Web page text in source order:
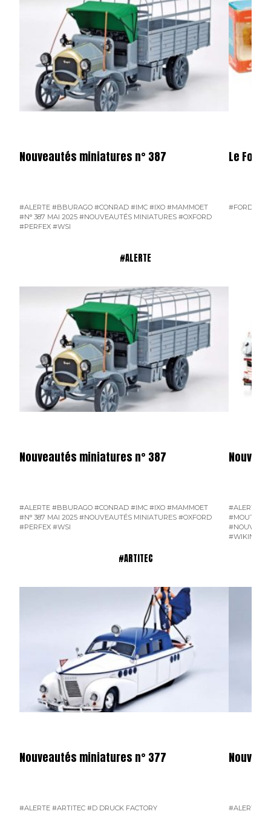
Nouveautés miniatures n° 387
#ALERTE #BBURAGO #CONRAD #IMC #IXO #MAMMOET
#N° 387 MAI 2025 #NOUVEAUTÉS MINIATURES #OXFORD
#PERFEX #WSI
Le Ford
#FORD D800
#ALERTE
Nouveautés miniatures n° 387
#ALERTE #BBURAGO #CONRAD #IMC #IXO #MAMMOET
#N° 387 MAI 2025 #NOUVEAUTÉS MINIATURES #OXFORD
#PERFEX #WSI
#ALERTE
#MOUTAIN
#WIKING
#ARTITEC
Nouveautés miniatures n° 377
#ALERTE #ARTITEC #D DRUCK FACTORY
#ALERTE